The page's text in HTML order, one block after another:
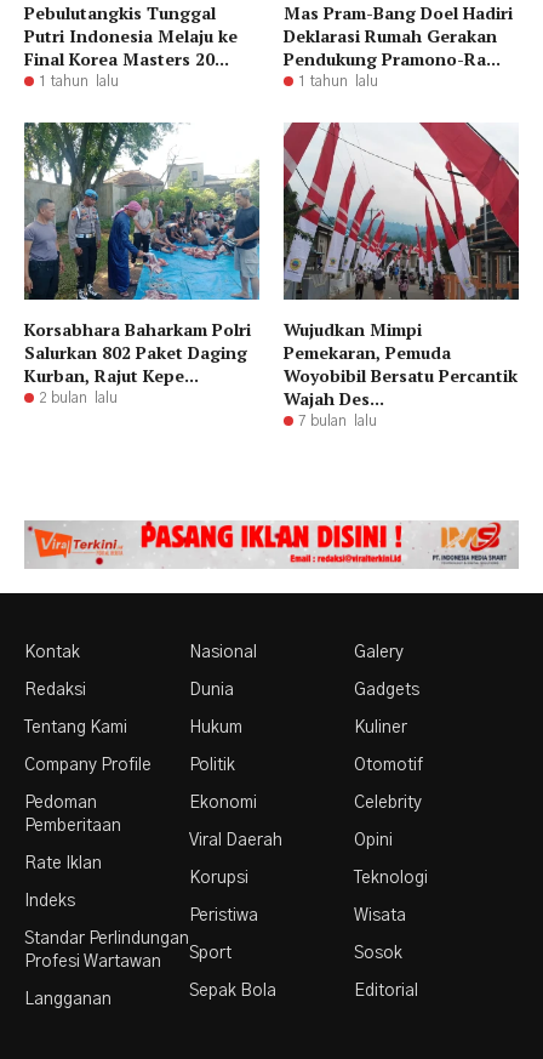
Pebulutangkis Tunggal
Putri Indonesia Melaju ke
Final Korea Masters 20...
1 tahun lalu
Mas Pram-Bang Doel Hadiri
Deklarasi Rumah Gerakan
Pendukung Pramono-Ra...
1 tahun lalu
Korsabhara Baharkam Polri
Salurkan 802 Paket Daging
Kurban, Rajut Kepe...
2 bulan lalu
Wujudkan Mimpi
Pemekaran, Pemuda
Woyobibil Bersatu Percantik
Wajah Des...
7 bulan lalu
Kontak
Redaksi
Tentang Kami
Company Profile
Pedoman
Pemberitaan
Rate Iklan
Indeks
Standar Perlindungan
Profesi Wartawan
Langganan
Nasional
Dunia
Hukum
Politik
Ekonomi
Viral Daerah
Korupsi
Peristiwa
Sport
Sepak Bola
Galery
Gadgets
Kuliner
Otomotif
Celebrity
Opini
Teknologi
Wisata
Sosok
Editorial